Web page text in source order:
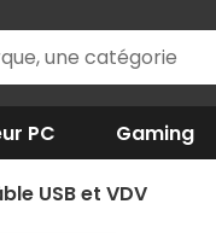
PC Gaming
USB et VDV